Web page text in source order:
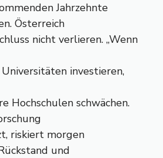
Jahrzehnte
Österreich
nicht verlieren. „Wenn
investieren,
Hochschulen schwächen.
riskiert morgen
und